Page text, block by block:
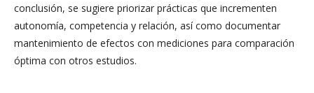
conclusión, se sugiere priorizar prácticas que incrementen
autonomía, competencia y relación, así como documentar
mantenimiento de efectos con mediciones para comparación
óptima con otros estudios.